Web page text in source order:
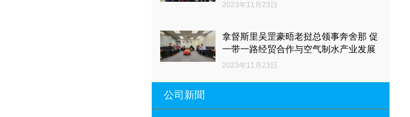
2023年11月23日
拿督斯里吴罡豪晤老挝总领事奔舍那 促
一带一路经贸合作与空气制水产业发展
2023年11月23日
公司新聞